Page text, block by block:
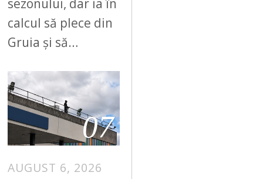
sezonului, dar ia în
calcul să plece din
Gruia și să…
07
AUGUST 6, 2026